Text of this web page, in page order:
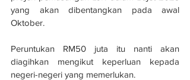
yang akan dibentangkan pada awal
Oktober.
Peruntukan RM50 juta itu nanti akan
diagihkan mengikut keperluan kepada
negeri-negeri yang memerlukan.